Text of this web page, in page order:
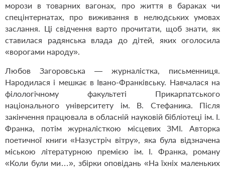
морози в товарних вагонах, про життя в бараках чи
спецінтернатах, про виживання в нелюдських умовах
заслання. Ці свідчення варто прочитати, щоб знати, як
ставилася радянська влада до дітей, яких оголосила
«ворогами народу».
Любов Загоровська — журналістка, письменниця.
Народилася і мешкає в Івано-Франківську. Навчалася на
філологічному факультеті Прикарпатського
національного університету ім. В. Стефаника. Після
закінчення працювала в обласній науковій бібліотеці ім. І.
Франка, потім журналісткою місцевих ЗМІ. Авторка
поетичної книги «Назустріч вітру», яка була відзначена
міською літературною премією ім. І. Франка, роману
«Коли були ми…», збірки оповідань «На їхніх маленьких